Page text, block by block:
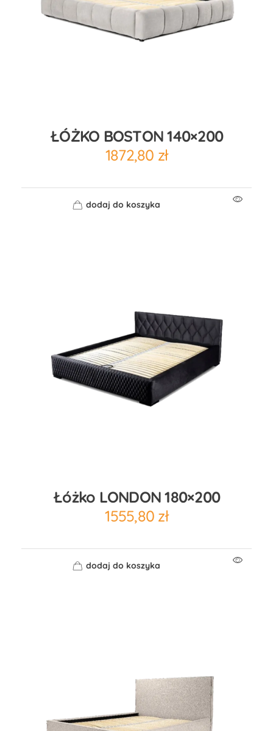
ŁÓŻKO BOSTON 140×200
1872,80 zł
dodaj do koszyka
Łóżko LONDON 180×200
1555,80 zł
dodaj do koszyka